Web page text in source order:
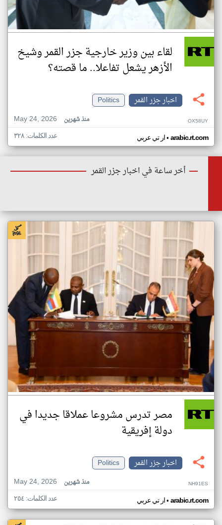
لقاء بين وزير خارجية جزر القمر وشيخ
الأزهر يشعل تفاعلا.. ما قصته؟
اخبار جزر القمر
Politics
May 24, 2026
منذ شهرين OX58UY
ار تي عربي• arabic.rt.com عدد الكلمات: ٣٢٨
أخر ساعة في اخبار جزر القمر
مصر تدرس مشروعا عملاقا جديدا في
دولة إفريقية
اخبار جزر القمر
Politics
May 24, 2026
منذ شهرين NH91ES
ار تي عربي• arabic.rt.com عدد الكلمات: ٢٥٤